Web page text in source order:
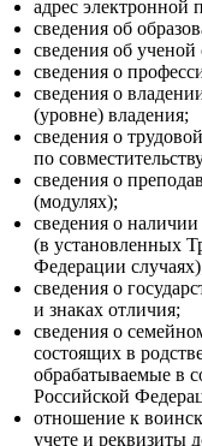
адрес электронной
сведения об
сведения об
сведения о
сведения о
(уровне) владения;
сведения о
‎по
сведения о
(модулях);
сведения о
(в установленных
Федерации
сведения о
и знаках отличия;
сведения о
состоящих в
обрабатываемые в
Российской
отношение к
учете ‎и реквизиты